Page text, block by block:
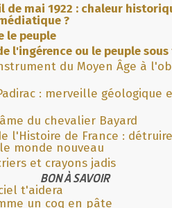
de mai 1922 : chaleur
?
le peuple
l'ingérence ou le peuple
du Moyen Âge à
: merveille géologique
du chevalier Bayard
l'Histoire de France :
monde nouveau
et crayons jadis
BON À SAVOIR
t'aidera
un coq en pâte